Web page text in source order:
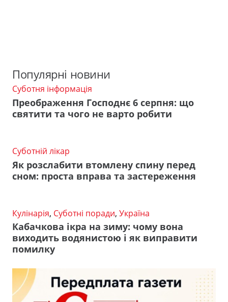
Популярні новини
Суботня інформація
Преображення Господнє 6 серпня: що
святити та чого не варто робити
Суботній лікар
Як розслабити втомлену спину перед
сном: проста вправа та застереження
Кулінарія, Суботні поради, Україна
Кабачкова ікра на зиму: чому вона
виходить водянистою і як виправити
помилку